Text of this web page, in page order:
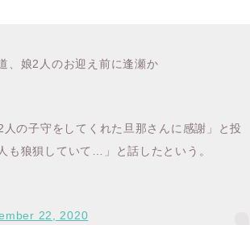
、娘2人のお迎え前に逢瀬か
の子守をしてくれた旦那さんに感謝」と投
も狼狽していて…」と話したという。
22, 2020